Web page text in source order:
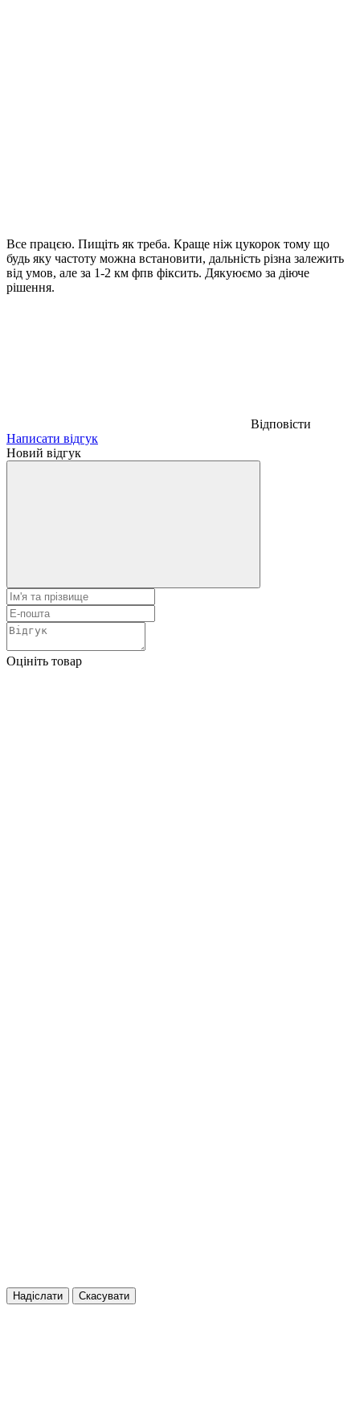
Все працєю. Пищіть як треба. Краще ніж цукорок тому що
будь яку частоту можна встановити, дальність різна залежить
від умов, але за 1-2 км фпв фіксить. Дякуюємо за діюче
рішення.
Відповісти
Написати відгук
Новий відгук
Оцініть товар
Надіслати Скасувати